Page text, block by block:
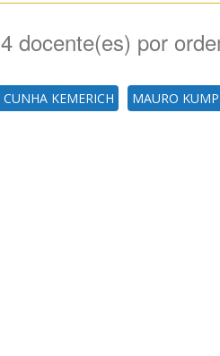
docente(es) por
KEMERICH MAURO